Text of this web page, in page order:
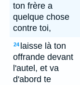
ton frère a
quelque chose
contre toi,
24 laisse là ton
offrande devant
l'autel, et va
d'abord te